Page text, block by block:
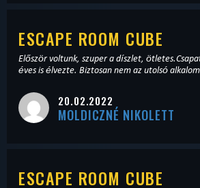
ESCAPE ROOM CUBE
Először voltunk, szuper a díszlet,
éves is élvezte. Biztosan nem az utolsó
20.02.2022
MOLDICZNÉ NIKOLETT
ESCAPE ROOM CUBE